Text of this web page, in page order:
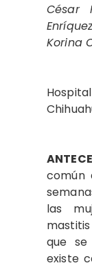
César
Korina
común
las
que se
existe